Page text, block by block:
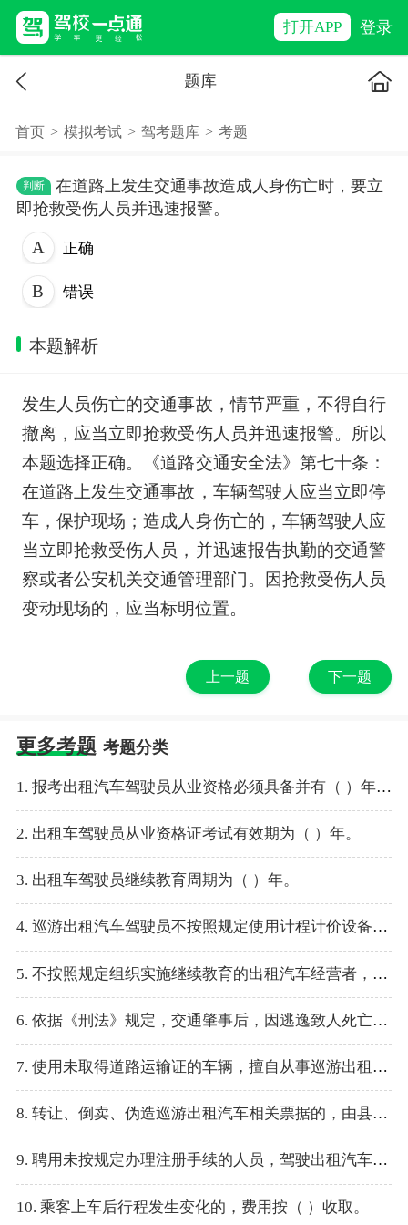
打开APP 登录
题库
首页 > 模拟考试 > 驾考题库 > 考题
判断
在道路上发生交通事故造成人身伤亡时，要立
即抢救受伤人员并迅速报警。
正确
错误
本题解析
发生人员伤亡的交通事故，情节严重，不得自行
撤离，应当立即抢救受伤人员并迅速报警。所以
本题选择正确。《道路交通安全法》第七十条：
在道路上发生交通事故，车辆驾驶人应当立即停
车，保护现场；造成人身伤亡的，车辆驾驶人应
当立即抢救受伤人员，并迅速报告执勤的交通警
察或者公安机关交通管理部门。因抢救受伤人员
变动现场的，应当标明位置。
上一题 下一题
更多考题 考题分类
1. 报考出租汽车驾驶员从业资格必须具备并有（ ）年以上驾龄。
2. 出租车驾驶员从业资格证考试有效期为（ ）年。
3. 出租车驾驶员继续教育周期为（ ）年。
4. 巡游出租汽车驾驶员不按照规定使用计程计价设备、违规收费，由县级以上出租汽车行政主管部门责令改正，并处（ ）以上（ ）以下的罚款。
5. 不按照规定组织实施继续教育的出租汽车经营者，由县级以上出租汽车行政主管部门责令改正，并处（ ）以上（ ）以下的罚款。
6. 依据《刑法》规定，交通肇事后，因逃逸致人死亡的（ ）。
7. 使用未取得道路运输证的车辆，擅自从事巡游出租汽车经营活动的，由县级以上地方人民政府出租汽车行政主管部门责令改正，并处以（ ）以上（ ）以下罚款。
8. 转让、倒卖、伪造巡游出租汽车相关票据的，由县级以上地方人民政府出租汽车行政主管部门 责令改正，并处以（ ）以上（ ）以下罚款。
9. 聘用未按规定办理注册手续的人员，驾驶出租汽车从事经营活动的出租汽车经营者，由县级以上出租汽车行政主管部门责令改正，并处（ ）以上（ ）以下的罚款。
10. 乘客上车后行程发生变化的，费用按（ ）收取。